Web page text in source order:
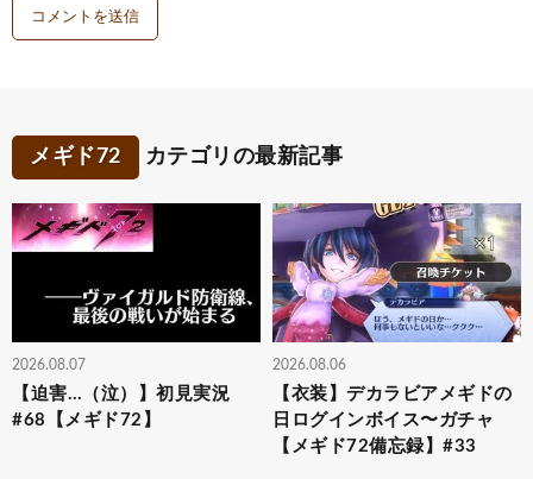
メギド72 カテゴリの最新記事
2026.08.07
【迫害…（泣）】初見実況
#68【メギド72】
2026.08.06
【衣装】デカラビアメギドの
日ログインボイス〜ガチャ
【メギド72備忘録】#33